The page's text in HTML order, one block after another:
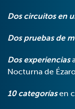
Dos circuitos en
Dos pruebas de
Dos experiencias
Nocturna de
10 categoríasen